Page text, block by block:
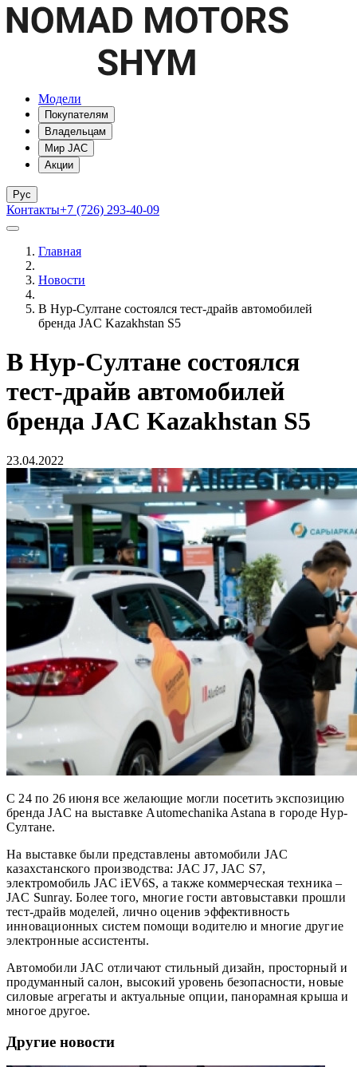
Модели
Покупателям
Владельцам
Мир JAC
Акции
Рус
Контакты+7 (726) 293-40-09
Главная
Новости
В Нур-Cултане состоялся тест-драйв автомобилей
бренда JAC Kazakhstan S5
В Нур-Cултане состоялся
тест-драйв автомобилей
бренда JAC Kazakhstan S5
23.04.2022
С 24 по 26 июня все желающие могли посетить экспозицию
бренда JAC на выставке Automechanika Astana в городе Нур-
Султане.
На выставке были представлены автомобили JAC
казахстанского производства: JAC J7, JAC S7,
электромобиль JAC iEV6S, а также коммерческая техника –
JAC Sunray. Более того, многие гости автовыставки прошли
тест-драйв моделей, лично оценив эффективность
инновационных систем помощи водителю и многие другие
электронные ассистенты.
Автомобили JAC отличают стильный дизайн, просторный и
продуманный салон, высокий уровень безопасности, новые
силовые агрегаты и актуальные опции, панорамная крыша и
многое другое.
Другие новости